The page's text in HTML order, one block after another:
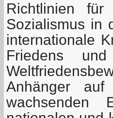
Richtlinien
Sozialismus in
internationale
Friedens
Anhänger
wachsenden